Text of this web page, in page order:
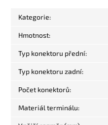
Kategorie:
Hmotnost:
Typ konektoru přední:
Typ konektoru zadní:
Počet konektorů:
Materiál terminálu: